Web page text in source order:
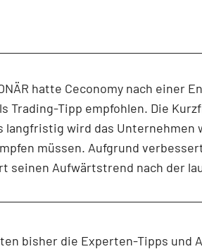
hatte Ceconomy nach einer
Trading-Tipp empfohlen. Die
langfristig wird das Unternehmen
müssen. Aufgrund
seinen Aufwärtstrend nach der
bisher die Experten-Tipps und